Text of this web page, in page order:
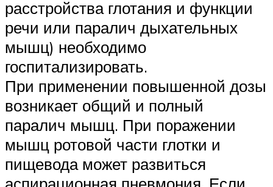
расстройства глотания и функции
речи или паралич дыхательных
мышц) необходимо
госпитализировать.
При применении повышенной дозы
возникает общий и полный
паралич мышц. При поражении
мышц ротовой части глотки и
пищевода может развиться